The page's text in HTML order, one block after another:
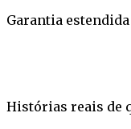
Garantia
Histórias reais de